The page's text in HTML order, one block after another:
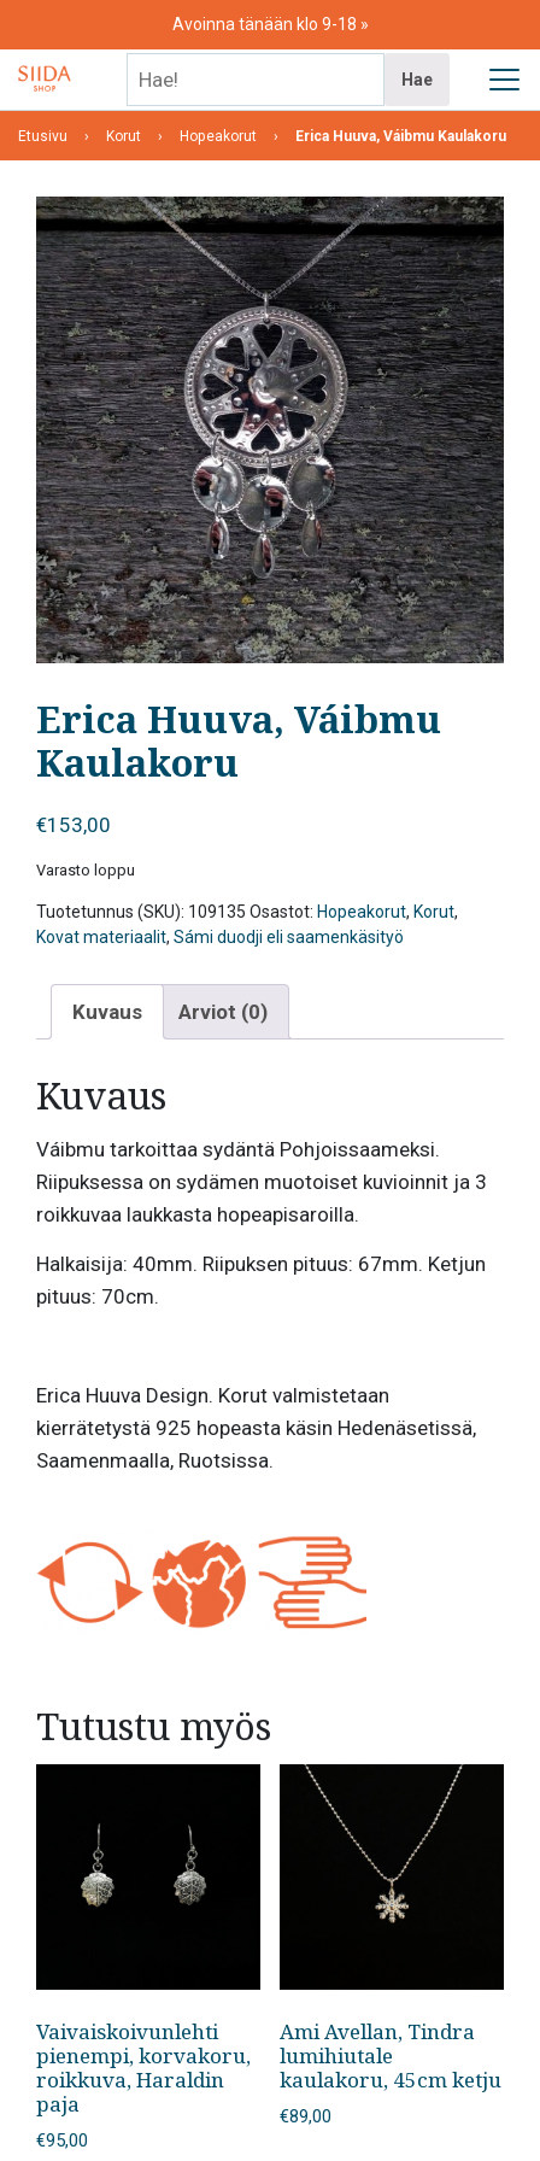
content
Avoinna tänään klo 9-18
Hae
Etusivu Korut Hopeakorut Erica Huuva, Váibmu Kaulakoru
Erica Huuva, Váibmu
Kaulakoru
€153,00
Varasto loppu
Tuotetunnus (SKU): 109135 Osastot: Hopeakorut, Korut,
Kovat materiaalit, Sámi duodji eli saamenkäsityö
Kuvaus Arviot (0)
Kuvaus
Váibmu tarkoittaa sydäntä Pohjoissaameksi.
Riipuksessa on sydämen muotoiset kuvioinnit ja 3
roikkuvaa laukkasta hopeapisaroilla.
Halkaisija: 40mm. Riipuksen pituus: 67mm. Ketjun
pituus: 70cm.
Erica Huuva Design. Korut valmistetaan
kierrätetystä 925 hopeasta käsin Hedenäsetissä,
Saamenmaalla, Ruotsissa.
Tutustu myös
Vaivaiskoivunlehti
pienempi, korvakoru,
roikkuva, Haraldin
paja
€95,00
Ami Avellan, Tindra
lumihiutale
kaulakoru, 45cm ketju
€89,00